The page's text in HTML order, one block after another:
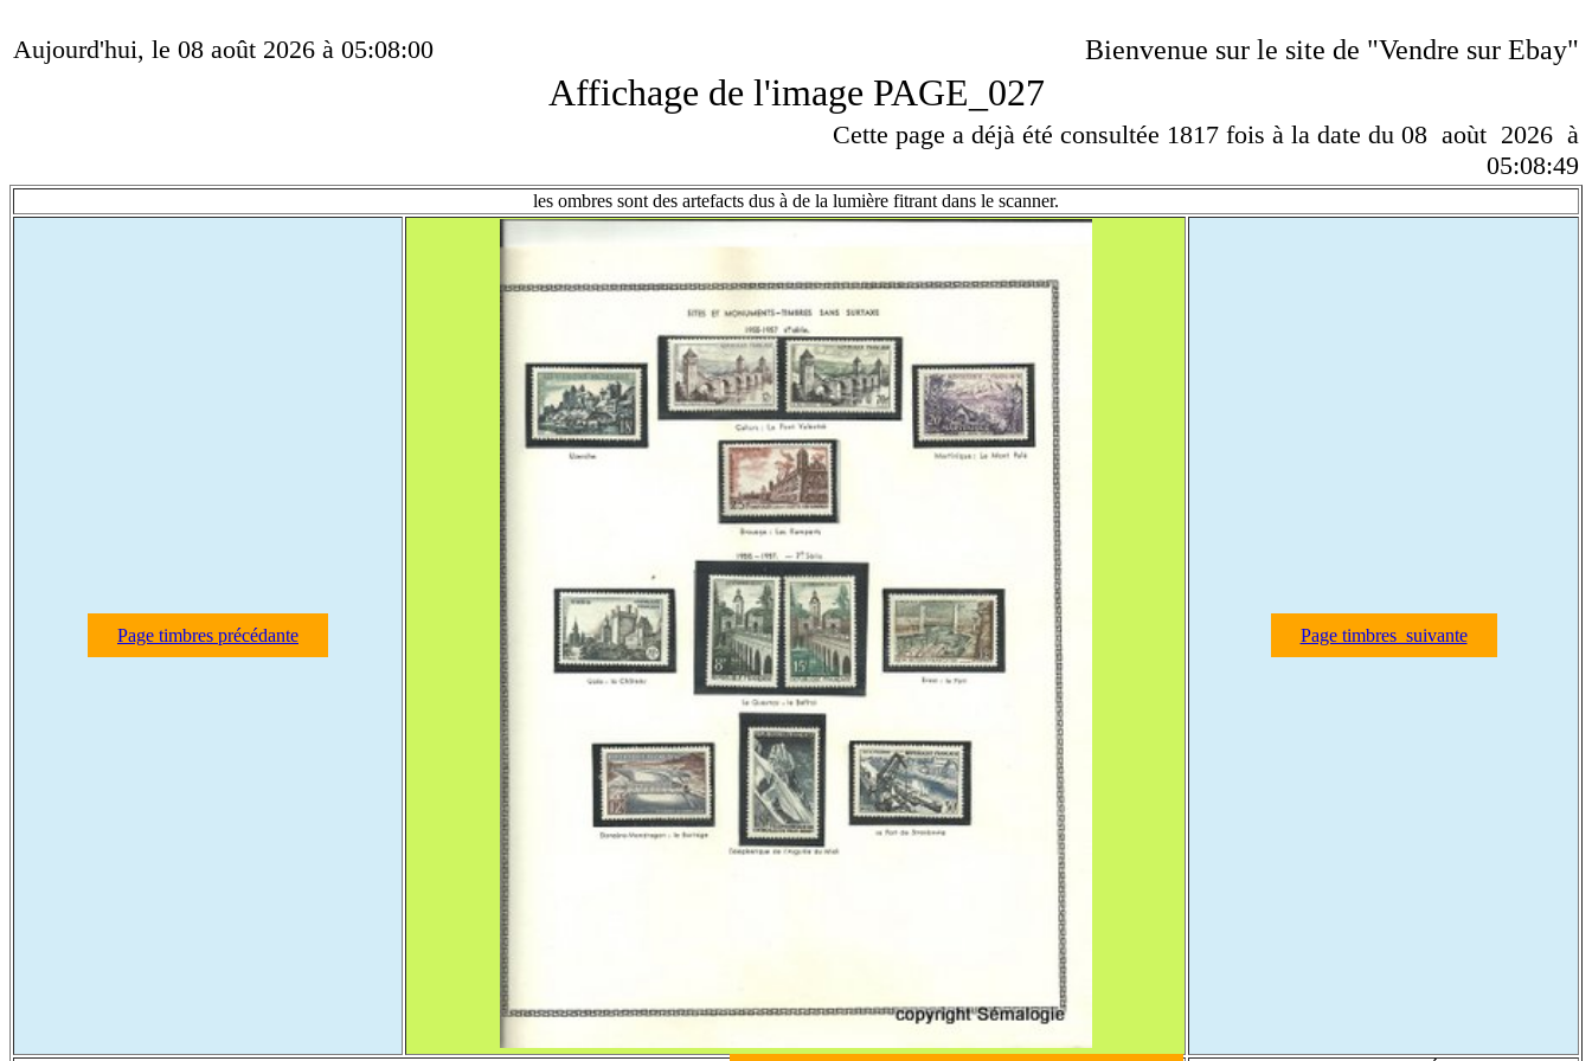
Aujourd'hui, le 08 août 2026 à 05:08:00 Bienvenue sur le site de "Vendre sur Ebay"
Affichage de l'image PAGE_027
Cette page a déjà été consultée 1817 fois à la date du 08 aoùt 2026 à
05:08:49
les ombres sont des artefacts dus à de la lumière fitrant dans le scanner.
Page timbres précédante Page timbres suivante